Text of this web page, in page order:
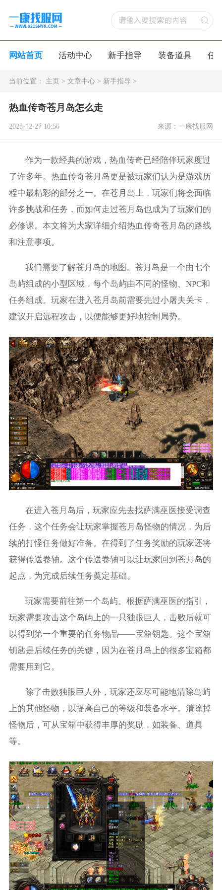
网站首页 活动中心 新手指导 装备道具 任
当前位置： 主页> 文章中心> 新手指导 >
热血传奇苍月岛怎么走
2023-12-27 10:56 来源：一康找服网
作为一款经典的游戏，热血传奇已经陪伴玩家度过
了许多年。热血传奇苍月岛更是被玩家们认为是游戏历
程中最精彩的部分之一。在苍月岛上，玩家们将会面临
许多挑战和任务，而如何走过苍月岛也成为了玩家们的
必修课。本文将为大家详细介绍热血传奇苍月岛的路线
和注意事项。
我们需要了解苍月岛的地图。苍月岛是一个由七个
岛屿组成的小型区域，每个岛屿由不同的怪物、NPC和
任务组成。玩家在进入苍月岛前需要先过小屠夫关卡，
建议开启远程攻击，以便能够更好地控制局势。
在进入苍月岛后，玩家应先去找萨满巫医接受调查
任务，这个任务会让玩家掌握苍月岛怪物的情况，为后
续的打怪任务做好准备。在得到了任务奖励的玩家还将
获得传送卷轴。这个传送卷轴可以让玩家回到苍月岛的
起点，为完成后续任务奠定基础。
玩家需要前往第一个岛屿。根据萨满巫医的指引，
玩家需要攻击这个岛屿上的一只独眼巨人，击败后就可
以得到第一个重要的任务物品——宝箱钥匙。这个宝箱
钥匙是后续任务的关键，因为在苍月岛上的很多宝箱都
需要用到它。
除了击败独眼巨人外，玩家还应尽可能地清除岛屿
上的其他怪物，以提高自己的等级和装备水平。清除掉
怪物后，可从宝箱中获得丰厚的奖励，如装备、道具
等。